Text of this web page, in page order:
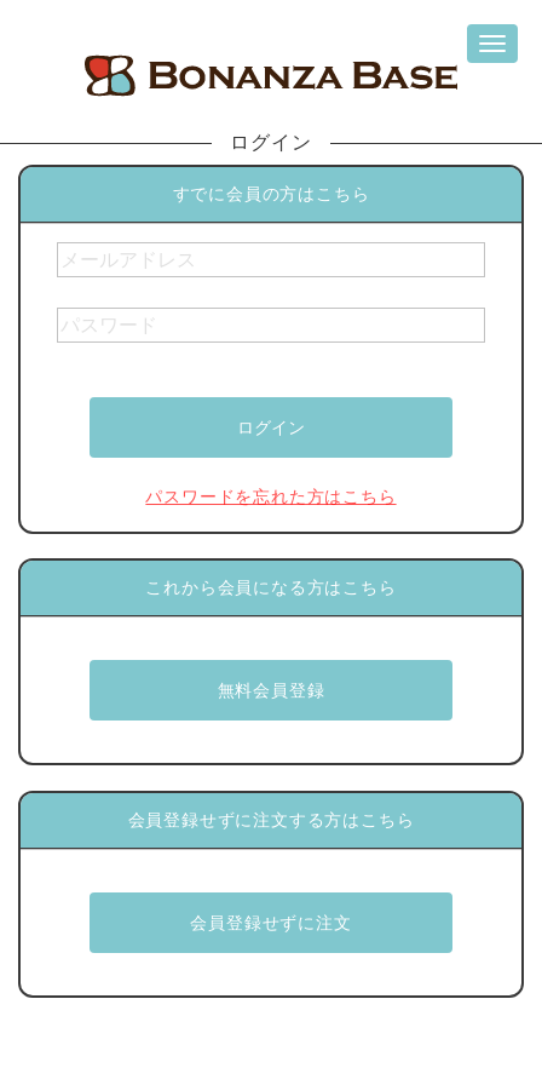
ログイン
すでに会員の方はこちら
パスワードを忘れた方はこちら
これから会員になる方はこちら
会員登録せずに注文する方はこちら